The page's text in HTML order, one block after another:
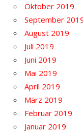
Oktober 2019
September
August 2019
Juli 2019
Juni 2019
Mai 2019
April 2019
März 2019
Februar 2019
Januar 2019